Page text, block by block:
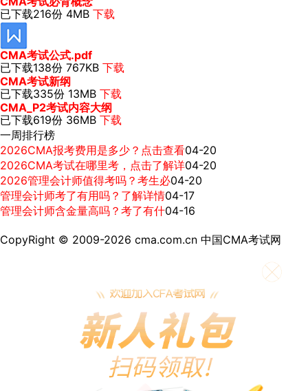
已下载216份 4MB 下载
CMA考试公式.pdf
已下载138份 767KB 下载
CMA考试新纲
已下载335份 13MB 下载
CMA_P2考试内容大纲
已下载619份 36MB 下载
一周排行榜
2026CMA报考费用是多少？点击查看04-20
2026CMA考试在哪里考，点击了解详04-20
2026管理会计师值得考吗？考生必04-20
管理会计师考了有用吗？了解详情04-17
管理会计师含金量高吗？考了有什04-16
CopyRight © 2009-2026 cma.com.cn 中国CMA考试网